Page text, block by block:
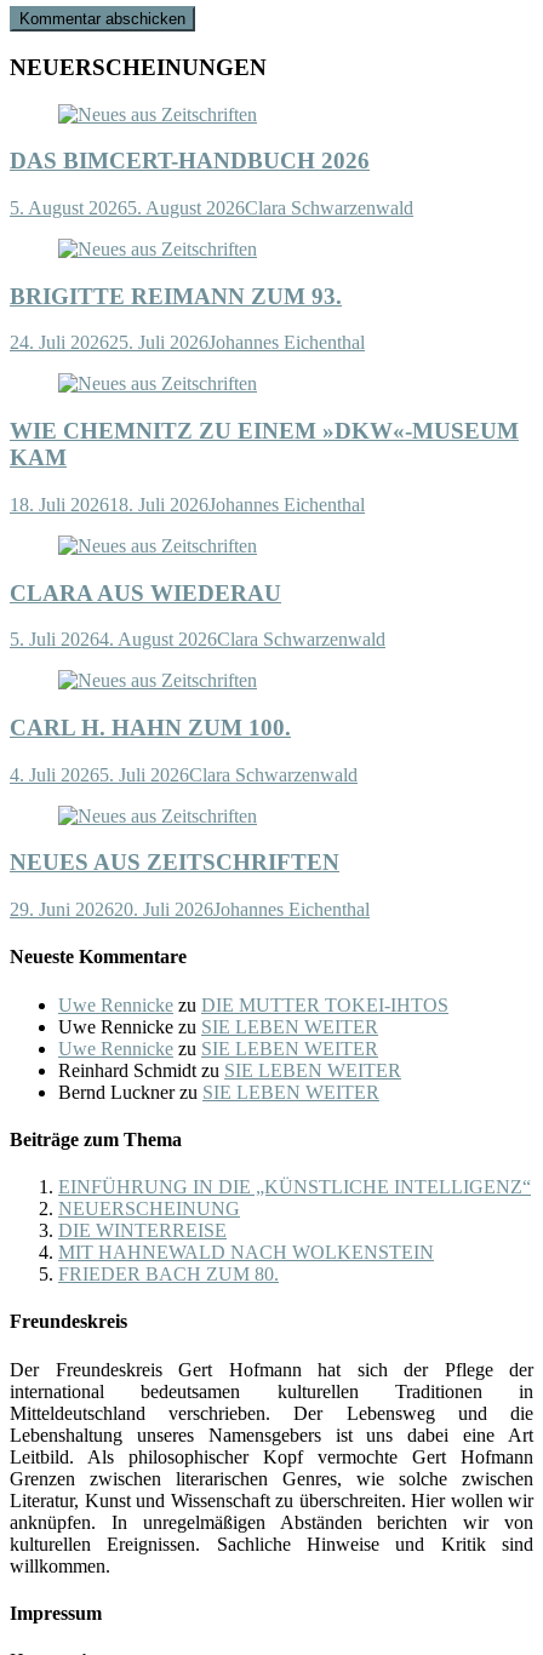
NEUERSCHEINUNGEN
DAS BIMCERT-HANDBUCH 2026
5. August 20265. August 2026Clara Schwarzenwald
BRIGITTE REIMANN ZUM 93.
24. Juli 202625. Juli 2026Johannes Eichenthal
WIE CHEMNITZ ZU EINEM »DKW«-MUSEUM
KAM
18. Juli 202618. Juli 2026Johannes Eichenthal
CLARA AUS WIEDERAU
5. Juli 20264. August 2026Clara Schwarzenwald
CARL H. HAHN ZUM 100.
4. Juli 20265. Juli 2026Clara Schwarzenwald
NEUES AUS ZEITSCHRIFTEN
29. Juni 202620. Juli 2026Johannes Eichenthal
Neueste Kommentare
Uwe Rennicke zu DIE MUTTER TOKEI-IHTOS
Uwe Rennicke zu SIE LEBEN WEITER
Uwe Rennicke zu SIE LEBEN WEITER
Reinhard Schmidt zu SIE LEBEN WEITER
Bernd Lucknerzu SIE LEBEN WEITER
Beiträge zum Thema
EINFÜHRUNG IN DIE „KÜNSTLICHE INTELLIGENZ“
NEUERSCHEINUNG
DIE WINTERREISE
MIT HAHNEWALD NACH WOLKENSTEIN
FRIEDER BACH ZUM 80.
Freundeskreis
Der Freundeskreis Gert Hofmann hat sich der Pflege der
international bedeutsamen kulturellen Traditionen in
Mitteldeutschland verschrieben. Der Lebensweg und die
Lebenshaltung unseres Namensgebers ist uns dabei eine Art
Leitbild. Als philosophischer Kopf vermochte Gert Hofmann
Grenzen zwischen literarischen Genres, wie solche zwischen
Literatur, Kunst und Wissenschaft zu überschreiten. Hier wollen wir
anknüpfen. In unregelmäßigen Abständen berichten wir von
kulturellen Ereignissen. Sachliche Hinweise und Kritik sind
willkommen.
Impressum